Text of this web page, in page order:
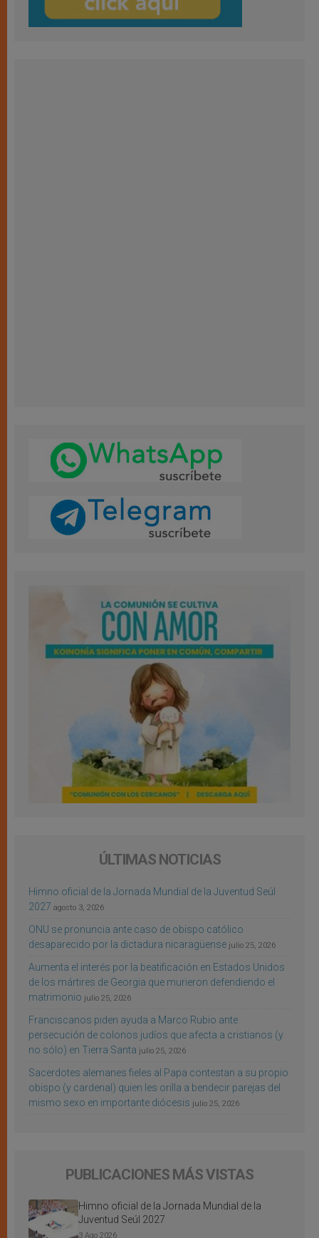
ÚLTIMAS NOTICIAS
Himno oficial de la Jornada Mundial de la Juventud Seúl
2027 agosto 3, 2026
ONU se pronuncia ante caso de obispo católico
desaparecido por la dictadura nicaragüense julio 25, 2026
Aumenta el interés por la beatificación en Estados Unidos
de los mártires de Georgia que murieron defendiendo el
matrimonio julio 25, 2026
Franciscanos piden ayuda a Marco Rubio ante
persecución de colonos judíos que afecta a cristianos (y
no sólo) en Tierra Santa julio 25, 2026
Sacerdotes alemanes fieles al Papa contestan a su propio
obispo (y cardenal) quien les orilla a bendecir parejas del
mismo sexo en importante diócesis julio 25, 2026
PUBLICACIONES MÁS VISTAS
Himno oficial de la Jornada Mundial de la
Juventud Seúl 2027
3 Ago 2026